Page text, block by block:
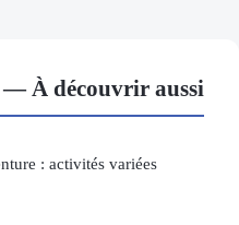
À découvrir aussi
: activités variées